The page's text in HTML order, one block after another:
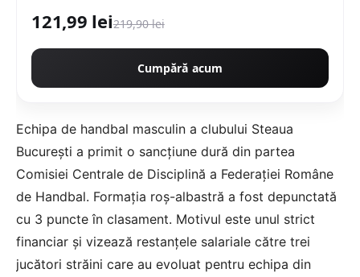
121,99 lei219,90 lei
Cumpără acum
Echipa de handbal masculin a clubului Steaua
București a primit o sancțiune dură din partea
Comisiei Centrale de Disciplină a Federației Române
de Handbal. Formația roș-albastră a fost depunctată
cu 3 puncte în clasament. Motivul este unul strict
financiar și vizează restanțele salariale către trei
jucători străini care au evoluat pentru echipa din